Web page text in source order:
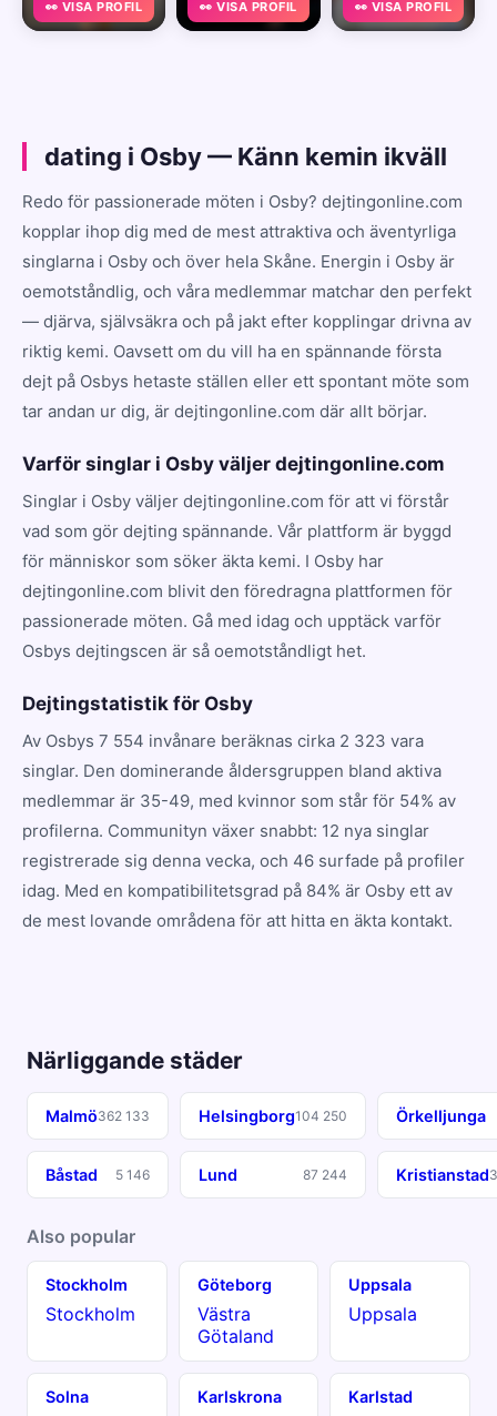
👀 VISA PROFIL 👀 VISA PROFIL 👀 VISA PROFIL
dating i Osby — Känn kemin ikväll
Redo för passionerade möten i Osby? dejtingonline.com
kopplar ihop dig med de mest attraktiva och äventyrliga
singlarna i Osby och över hela Skåne. Energin i Osby är
oemotståndlig, och våra medlemmar matchar den perfekt
— djärva, självsäkra och på jakt efter kopplingar drivna av
riktig kemi. Oavsett om du vill ha en spännande första
dejt på Osbys hetaste ställen eller ett spontant möte som
tar andan ur dig, är dejtingonline.com där allt börjar.
Varför singlar i Osby väljer dejtingonline.com
Singlar i Osby väljer dejtingonline.com för att vi förstår
vad som gör dejting spännande. Vår plattform är byggd
för människor som söker äkta kemi. I Osby har
dejtingonline.com blivit den föredragna plattformen för
passionerade möten. Gå med idag och upptäck varför
Osbys dejtingscen är så oemotståndligt het.
Dejtingstatistik för Osby
Av Osbys 7 554 invånare beräknas cirka 2 323 vara
singlar. Den dominerande åldersgruppen bland aktiva
medlemmar är 35-49, med kvinnor som står för 54% av
profilerna. Communityn växer snabbt: 12 nya singlar
registrerade sig denna vecka, och 46 surfade på profiler
idag. Med en kompatibilitetsgrad på 84% är Osby ett av
de mest lovande områdena för att hitta en äkta kontakt.
Närliggande städer
Malmö362 133 Helsingborg104 250 Örkelljunga
Båstad 5 146 Lund 87 244 Kristianstad
Also popular
Stockholm
Stockholm
Göteborg
Västra
Götaland
Uppsala
Uppsala
Solna Karlskrona Karlstad